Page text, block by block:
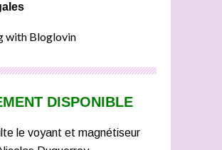
DISPONIBLE
with Bloglovin